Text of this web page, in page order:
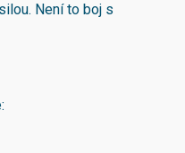
Není to boj s